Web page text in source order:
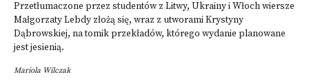
Przetłumaczone przez studentów z Litwy, Ukrainy i Włoch wiersze
Małgorzaty Lebdy złożą się, wraz z utworami Krystyny
Dąbrowskiej, na tomik przekładów, którego wydanie planowane
jest jesienią.
Mariola Wilczak